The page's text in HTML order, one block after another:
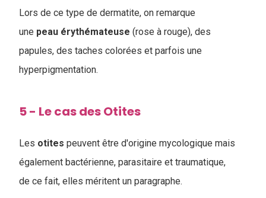
Lors de ce type de dermatite, on remarque
une peau érythémateuse (rose à rouge), des
papules, des taches colorées et parfois une
hyperpigmentation.
5 - Le cas des Otites
Les otites peuvent être d'origine mycologique mais
également bactérienne, parasitaire et traumatique,
de ce fait, elles méritent un paragraphe.